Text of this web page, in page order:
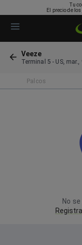
Tu
El precio de
Veeze
Terminal 5 - US, mar.,
Palcos
No